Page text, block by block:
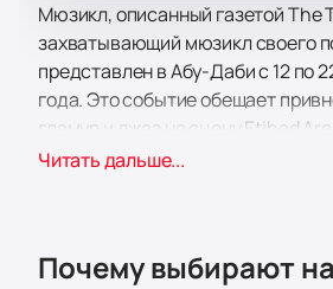
Мюзикл, описанный газетой The
захватывающий мюзикл своего
представлен в Абу-Даби с 12 по
года. Это событие обещает
гламур и джаз на сцену Etihad
Etihad Arena – современная
проведения крупных
Читать дальше...
Почему выбирают